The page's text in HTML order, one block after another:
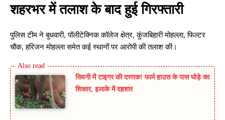
शहरभर में तलाश के बाद हुई गिरफ्तारी
पुलिस टीम ने बुधवारी, पॉलीटेक्निक कॉलेज क्षेत्र, कुंजबिहारी मोहल्ला, फिल्टर
चौक, हरिजन मोहल्ला समेत कई स्थानों पर आरोपी की तलाश की।
सिवनी में टाइगर की दस्तक! फार्म हाउस के पास घोड़े का
शिकार, इलाके में दहशत